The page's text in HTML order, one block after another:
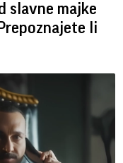
slavne majke
li